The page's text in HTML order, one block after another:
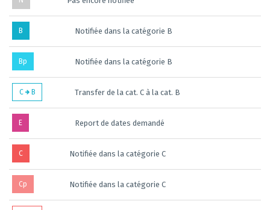
B Notifiée dans la catégorie B
Bp Notifiée dans la catégorie B
C B Transfer de la cat. C à la cat. B
E Report de dates demandé
C Notifiée dans la catégorie C
Cp Notifiée dans la catégorie C